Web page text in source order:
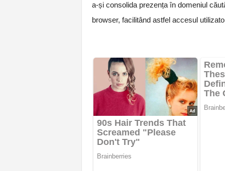
a-și consolida prezența în domeniul
browser, facilitând astfel accesul